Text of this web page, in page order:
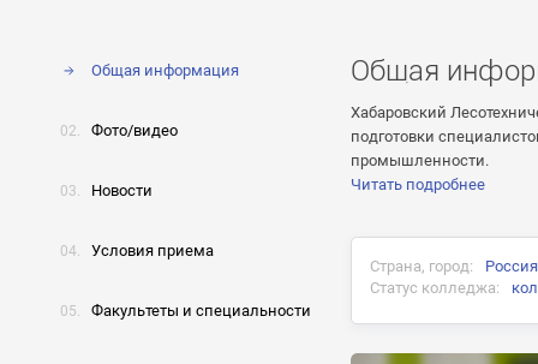
Общая информация
Фото/видео
Новости
Условия приема
Факультеты и специальности
Общая
Хабаровский
подготовки
промышленности.
Читать подробнее
Страна, город:
Статус колледжа: